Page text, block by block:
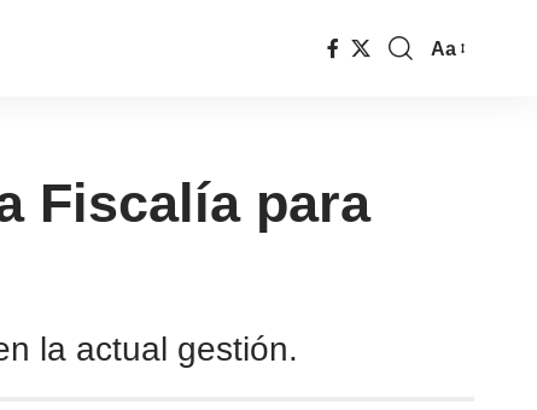
Aa
Fiscalía para
la actual gestión.